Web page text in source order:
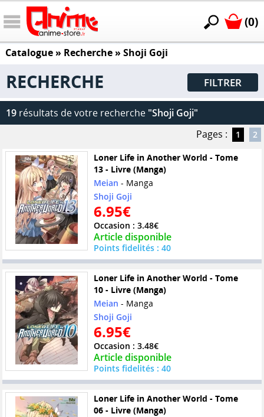
(0)
Catalogue» Recherche » Shoji Goji
RECHERCHE FILTRER
19 résultats de votre recherche "Shoji Goji"
Pages :
1 2
Loner Life in Another World - Tome
13 - Livre (Manga)
Meian - Manga
Shoji Goji
6.95€
Occasion : 3.48€
Article disponible
Points fidelités : 40
Loner Life in Another World - Tome
10 - Livre (Manga)
Meian - Manga
Shoji Goji
6.95€
Occasion : 3.48€
Article disponible
Points fidelités : 40
Loner Life in Another World - Tome
06 - Livre (Manga)